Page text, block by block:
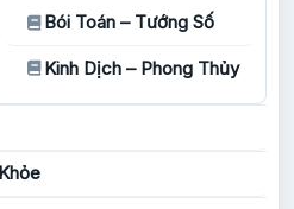
Bói Toán – Tướng Số
Kinh Dịch – Phong Thủy